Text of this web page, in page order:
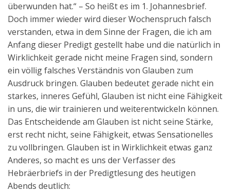
überwunden hat.“ – So heißt es im 1. Johannesbrief.
Doch immer wieder wird dieser Wochenspruch falsch
verstanden, etwa in dem Sinne der Fragen, die ich am
Anfang dieser Predigt gestellt habe und die natürlich in
Wirklichkeit gerade nicht meine Fragen sind, sondern
ein völlig falsches Verständnis von Glauben zum
Ausdruck bringen. Glauben bedeutet gerade nicht ein
starkes, inneres Gefühl, Glauben ist nicht eine Fähigkeit
in uns, die wir trainieren und weiterentwickeln können.
Das Entscheidende am Glauben ist nicht seine Stärke,
erst recht nicht, seine Fähigkeit, etwas Sensationelles
zu vollbringen. Glauben ist in Wirklichkeit etwas ganz
Anderes, so macht es uns der Verfasser des
Hebräerbriefs in der Predigtlesung des heutigen
Abends deutlich: